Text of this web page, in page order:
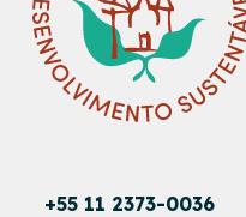
+55 11 2373-0036